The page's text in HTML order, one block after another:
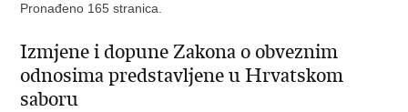
Pronađeno 165 stranica.
Izmjene i dopune Zakona o obveznim
odnosima predstavljene u Hrvatskom
saboru